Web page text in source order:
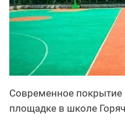
Современное покрытие
площадке в школе